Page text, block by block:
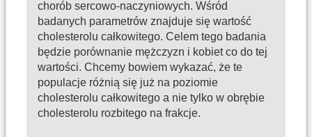
chorób sercowo-naczyniowych. Wśród
badanych parametrów znajduje się wartość
cholesterolu całkowitego. Celem tego badania
będzie porównanie mężczyzn i kobiet co do tej
wartości. Chcemy bowiem wykazać, że te
populacje różnią się już na poziomie
cholesterolu całkowitego a nie tylko w obrębie
cholesterolu rozbitego na frakcje.